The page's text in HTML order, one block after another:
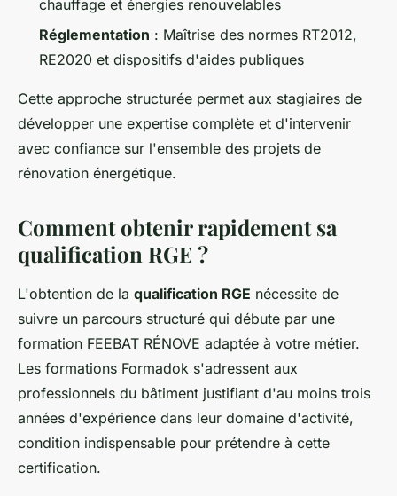
chauffage et énergies renouvelables
Réglementation : Maîtrise des normes RT2012,
RE2020 et dispositifs d'aides publiques
Cette approche structurée permet aux stagiaires de
développer une expertise complète et d'intervenir
avec confiance sur l'ensemble des projets de
rénovation énergétique.
Comment obtenir rapidement sa
qualification RGE ?
L'obtention de la qualification RGE nécessite de
suivre un parcours structuré qui débute par une
formation FEEBAT RÉNOVE adaptée à votre métier.
Les formations Formadok s'adressent aux
professionnels du bâtiment justifiant d'au moins trois
années d'expérience dans leur domaine d'activité,
condition indispensable pour prétendre à cette
certification.